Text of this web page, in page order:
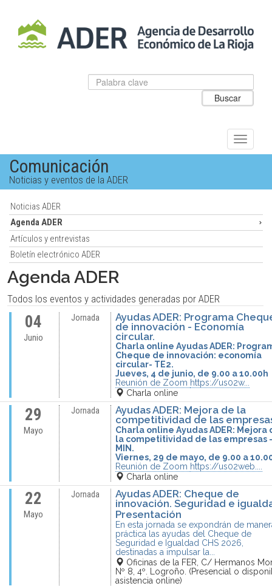
Salto
al
contenido
Datos
para
Introduzca
el
Buscar
Alternar
Comunicación
Noticias y eventos de la ADER
Noticias ADER
Agenda ADER
Artículos y entrevistas
Boletín electrónico ADER
Agenda ADER
Todos los eventos y actividades generadas por ADER
04
Junio
Jornada
Ayudas ADER: Programa
de innovación - Economía
circular.
Charla online Ayudas ADER:
Cheque de innovación: economía
circular- TE2.
Jueves, 4 de junio, de 9.00 a 10.00h
Reunión de Zoom https://us02w...
Charla online
29
Mayo
Jornada
Ayudas ADER: Mejora de la
competitividad de las
Charla online Ayudas ADER: Mejora
la competitividad de las empresas
MIN.
Viernes, 29 de mayo, de 9.00 a
Reunión de Zoom https://us02web....
Charla online
22
Mayo
Jornada
Ayudas ADER: Cheque de
innovación. Seguridad e
Presentación
En esta jornada se expondrán de
práctica las ayudas del Cheque de
Seguridad e Igualdad CHS 2026,
destinadas a impulsar la...
Oficinas de la FER, C/ Hermanos
Nº 8, 4º. Logroño. (Presencial o
asistencia online)